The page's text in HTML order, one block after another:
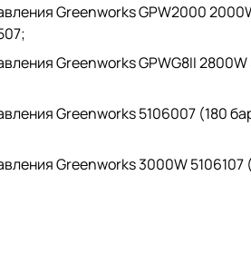
Greenworks GPW2000
Greenworks GPWG8II
Greenworks 5106007 (180
Greenworks 3000W